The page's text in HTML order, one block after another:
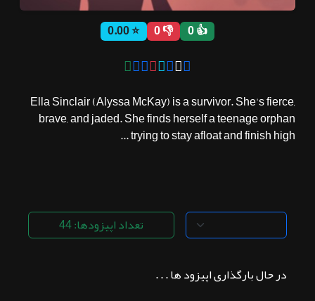
سوالات
متداول
👍 0
👎 0
⭐ 0.00
Ella Sinclair (Alyssa McKay) is a survivor. She's fierce,
brave, and jaded. She finds herself a teenage orphan
trying to stay afloat and finish high ...
تعداد اپیزودها: 44
در حال بارگذاری اپیزود ها . . .